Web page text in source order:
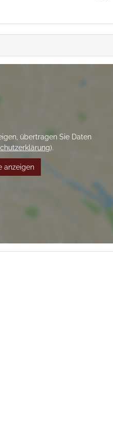
übertragen Sie Daten
).
anzeigen